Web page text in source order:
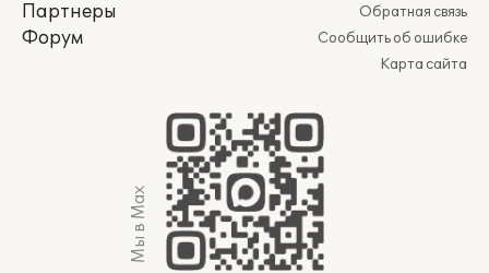
Партнеры
Форум
Обратная связь
Сообщить об ошибке
Карта сайта
Мы в Max